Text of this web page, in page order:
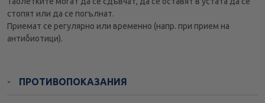
стопят или да се погълнат.
Приемат се регулярно или временно (напр. при прием на
антибиотици).
ПРОТИВОПОКАЗАНИЯ